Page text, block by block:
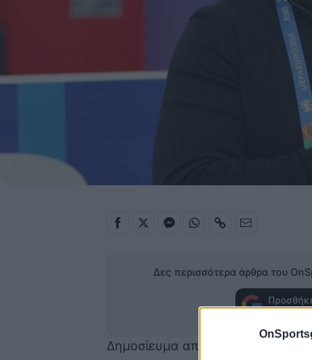
Δες περισσότερα άρθρα του
στα
Δημοσίευμα από την Ουκρανία